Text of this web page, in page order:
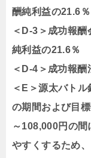
酬純利益の21.6％
＜D-3＞成功報
純利益の21.6％
＜D-4＞成功報
＜E＞源太バト
の期間および目
～108,000円の間
やすくするため